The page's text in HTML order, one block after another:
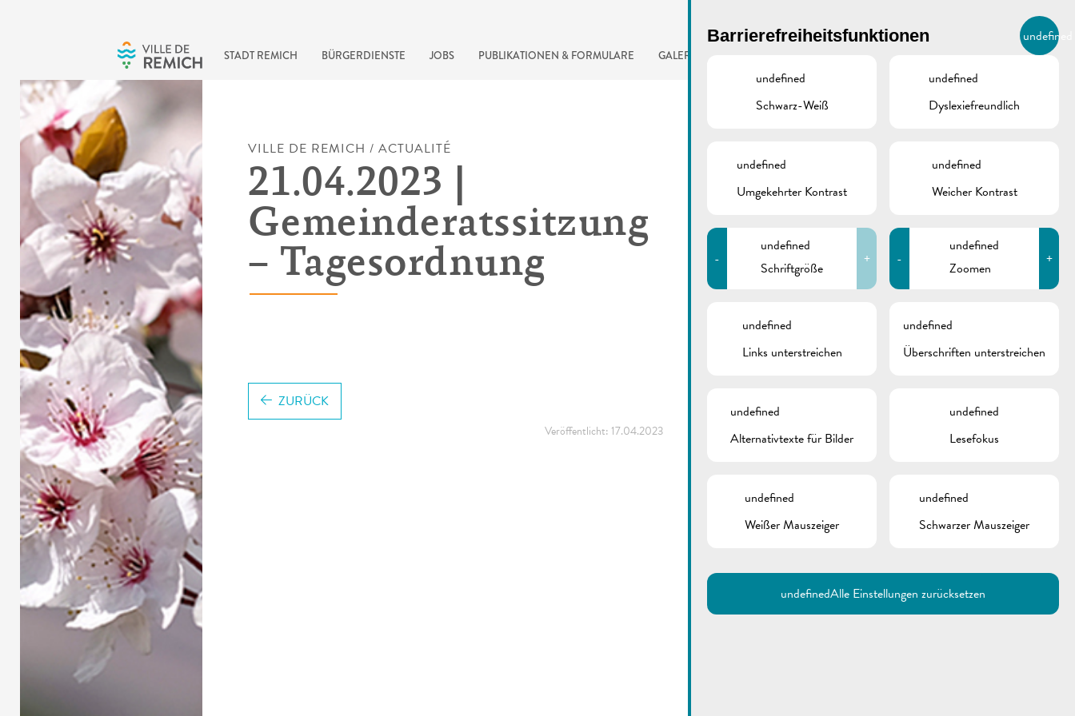
STADT REMICH BÜRGERDIENSTE JOBS PUBLIKATIONEN & FORMULARE GALERIE DE
BIERGER.REMICH.LU
Utilisez la recherche pour
Comme par exemple des contacts, des
informations ou de documents.
VILLE DE REMICH / ACTUALITÉ
21.04.2023 |
Gemeinderatssitzung
– Tagesordnung
Veröffentlicht: 17.04.2023
ZURÜCK
Barrierefreiheitsfunktionen undefined
undefined
Schwarz-Weiß
undefined
Dyslexiefreundlich
undefined
Umgekehrter Kontrast
undefined
Weicher Kontrast
-
undefined
Schriftgröße
+ -
undefined
Zoomen
+
undefined
Links unterstreichen
undefined
Überschriften unterstreichen
undefined
Alternativtexte für Bilder
undefined
Lesefokus
undefined
Weißer Mauszeiger
undefined
Schwarzer Mauszeiger
undefinedAlle Einstellungen zurücksetzen